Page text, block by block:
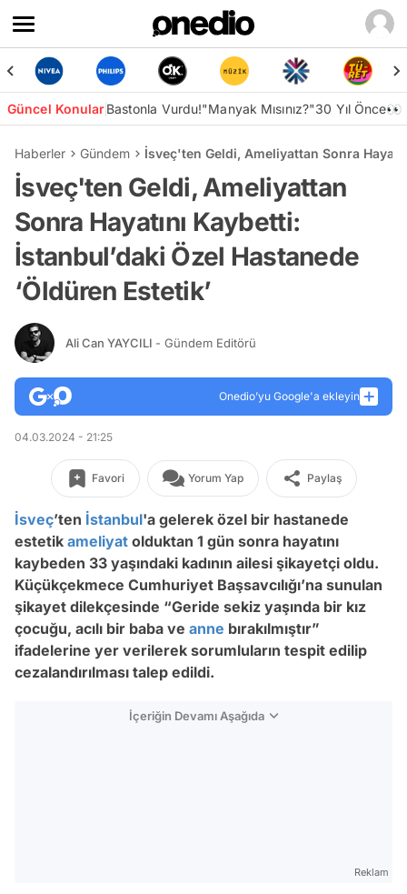
Güncel KonularBastonla Vurdu!"Manyak Mısınız?"30 Yıl Önce👀
Haberler Gündem İsveç'ten Geldi, Ameliyattan Sonra
İsveç'ten Geldi, Ameliyattan
Sonra Hayatını Kaybetti:
İstanbul’daki Özel Hastanede
‘Öldüren Estetik’
Ali Can YAYCILI - Gündem Editörü
Onedio’yu Google'a ekleyin
04.03.2024 - 21:25
Favori Yorum Yap Paylaş
İsveç’ten İstanbul'a gelerek özel bir hastanede
estetik ameliyat olduktan 1 gün sonra hayatını
kaybeden 33 yaşındaki kadının ailesi şikayetçi oldu.
Küçükçekmece Cumhuriyet Başsavcılığı’na sunulan
şikayet dilekçesinde “Geride sekiz yaşında bir kız
çocuğu, acılı bir baba ve anne bırakılmıştır”
ifadelerine yer verilerek sorumluların tespit edilip
cezalandırılması talep edildi.
İçeriğin Devamı Aşağıda
Reklam